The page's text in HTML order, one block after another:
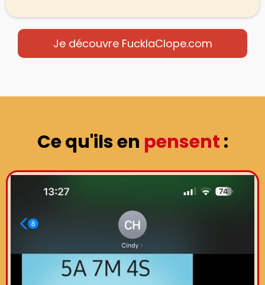
Je découvre FucklaClope.com
Ce qu'ils en pensent: